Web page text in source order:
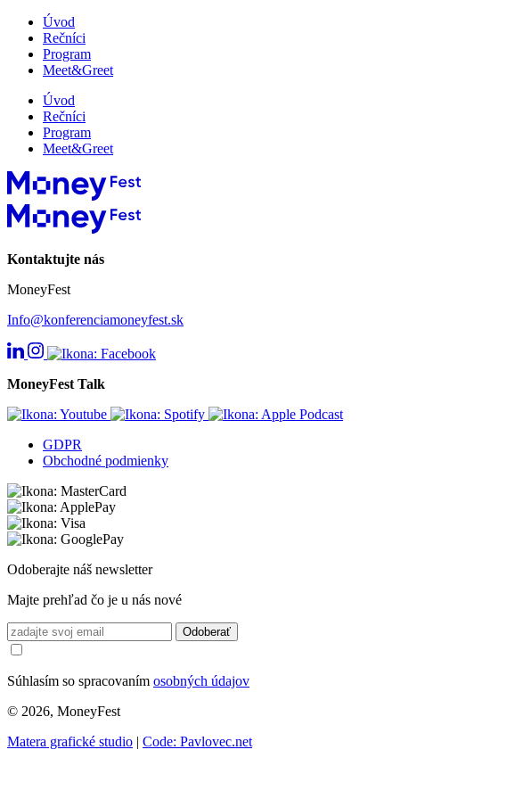
Úvod
Rečníci
Program
Meet&Greet
Úvod
Rečníci
Program
Meet&Greet
Kontaktujte nás
MoneyFest
Info@konferenciamoneyfest.sk
MoneyFest Talk
GDPR
Obchodné podmienky
Odoberajte náš newsletter
Majte prehľad čo je u nás nové
Odoberať
Súhlasím so spracovaním osobných údajov
© 2026, MoneyFest
Matera grafické studio | Code: Pavlovec.net